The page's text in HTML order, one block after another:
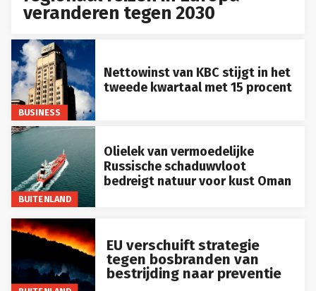
veranderen tegen 2030
BUSINESS
Nettowinst van KBC stijgt in het
tweede kwartaal met 15 procent
BUITENLAND
Olielek van vermoedelijke
Russische schaduwvloot
bedreigt natuur voor kust Oman
EU verschuift strategie
tegen bosbranden van
bestrijding naar preventie